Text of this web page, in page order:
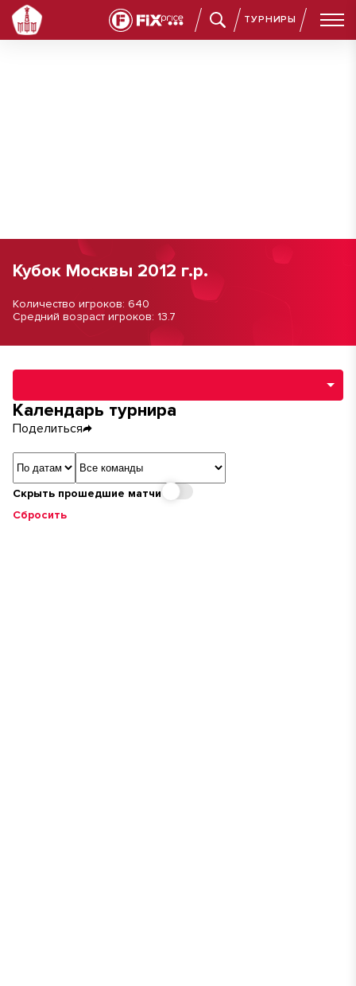
ТУРНИРЫ
Кубок Москвы 2012 г.р.
Количество игроков: 640
Средний возраст игроков: 13.7
Навигация по разделам турнира
Календарь турнира
Поделиться
СортировкаКоманда
Скрыть прошедшие матчи
Сбросить